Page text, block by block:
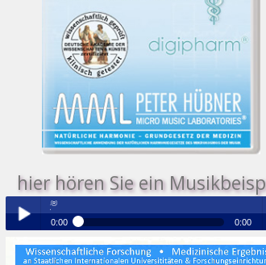
hier hören Sie ein
Play /
0:00 0:00
Medizinische Resonanz Therapie Musik®